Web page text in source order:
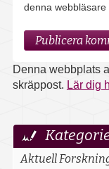
denna webbläsare
Denna webbplats
skräppost. Lär dig
Upptäck
mer
Aktuell